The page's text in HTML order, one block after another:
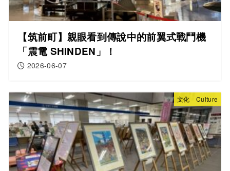
【筑前町】親眼看到傳說中的前翼式戰鬥機
「震電 SHINDEN」！
2026-06-07
文化 Culture